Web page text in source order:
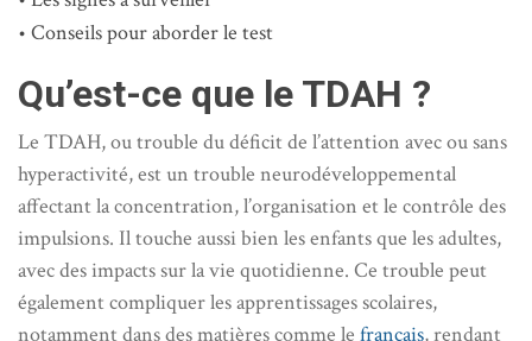
Conseils pour aborder le test
Qu’est-ce que le TDAH ?
Le TDAH, ou trouble du déficit de l’attention avec ou sans
hyperactivité, est un trouble neurodéveloppemental
affectant la concentration, l’organisation et le contrôle des
impulsions. Il touche aussi bien les enfants que les adultes,
avec des impacts sur la vie quotidienne. Ce trouble peut
également compliquer les apprentissages scolaires,
notamment dans des matières comme le français, rendant